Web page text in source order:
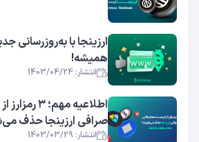
ارزینجا با به‌روزرسانی
همیشه!
انتشار: 1403/04/24
اطلاعیه
صرافی ارزینجا حذف
انتشار: 1403/03/29